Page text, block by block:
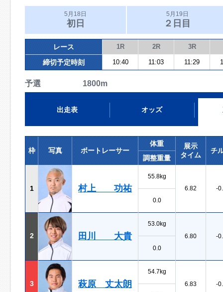
5月18日
初日
5月19日
２日目
レース 1R 2R 3R
締切予定時刻 10:40 11:03 11:29
予選 1800m
出走表 オッズ
枠 写真 ボートレーサー
体重
展示
タイム
チ
調整重量
1 村上 功祐
55.8kg
6.82
-
0.0
2 田川 大貴
53.0kg
6.80
-
0.0
3 萩原 丈太朗
54.7kg
6.83
-